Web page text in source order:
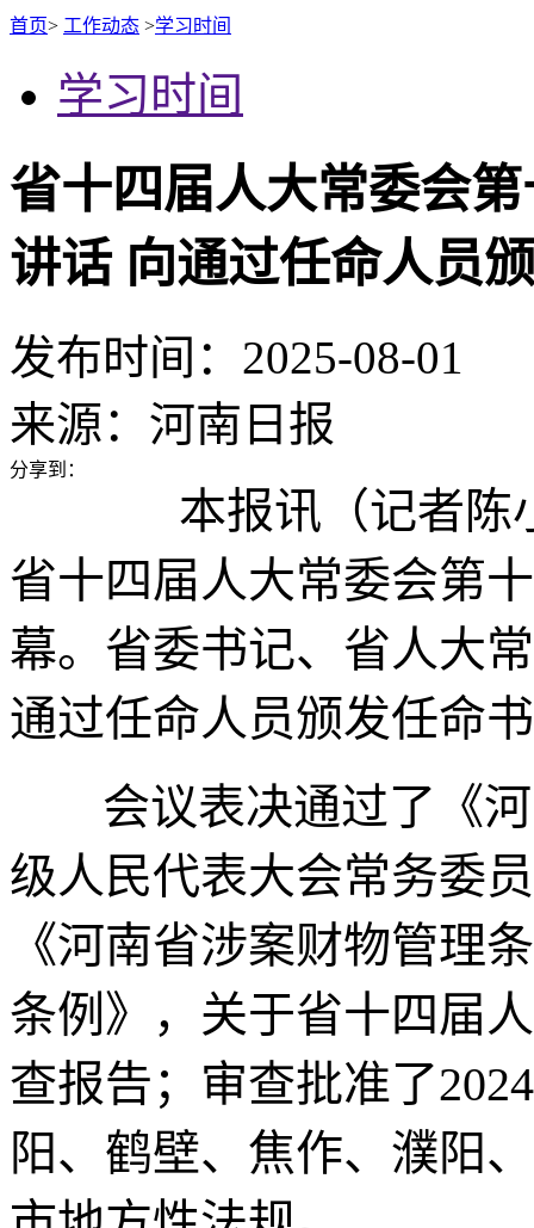
首页> 工作动态 >学习时间
学习时间
省十四届人大常委会
讲话 向通过任命人员
发布时间：2025-08-01
来源： 河南日报
分享到：
本报讯（记者陈
省十四届人大常委会第
幕。省委书记、省人大
通过任命人员颁发任命
会议表决通过了《
级人民代表大会常务委
《河南省涉案财物管理
条例》，关于省十四届
查报告；审查批准了
阳、鹤壁、焦作、濮阳